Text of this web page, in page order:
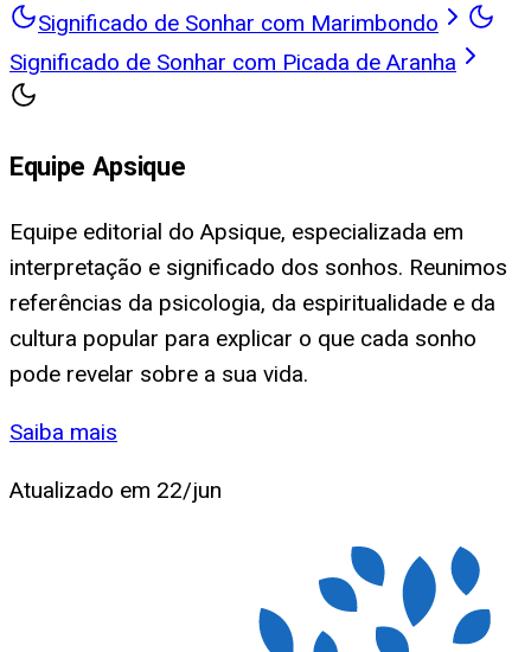
Significado de Sonhar com Marimbondo
Significado de Sonhar com Picada de Aranha
Equipe Apsique
Equipe editorial do Apsique, especializada em
interpretação e significado dos sonhos. Reunimos
referências da psicologia, da espiritualidade e da
cultura popular para explicar o que cada sonho
pode revelar sobre a sua vida.
Saiba mais
Atualizado em 22/jun